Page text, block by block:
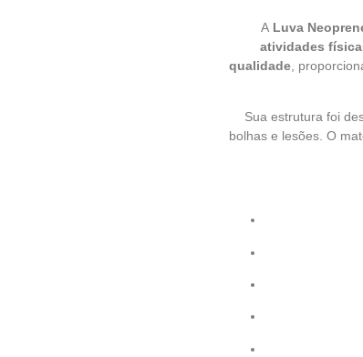
A Luva
atividades
qualidade,
Sua estrutura foi
bolhas e lesões. O